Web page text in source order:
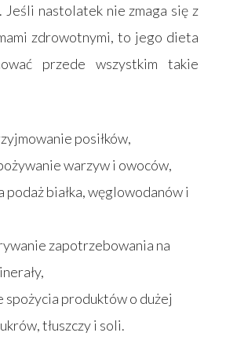
Jeśli nastolatek nie zmaga się z
zdrowotnymi, to jego dieta
przede wszystkim takie
posiłków,
warzyw i owoców,
białka, węglowodanów i
zapotrzebowania na
spożycia produktów o dużej
tłuszczy i soli.